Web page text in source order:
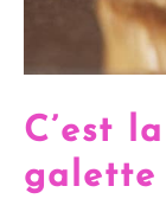
C’est
galette